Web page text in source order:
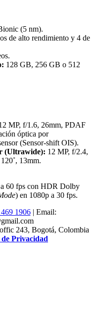
(5 nm).
de alto rendimiento y 4 de
128 GB, 256 GB o 512
MP, f/1.6, 26mm, PDAF
óptica por
(Sensor-shift OIS).
(Ultrawide): 12 MP, f/2.4,
13mm.
60 fps con HDR Dolby
) en 1080p a 30 fps.
1906| Email:
243, Bogotá, Colombia
Privacidad